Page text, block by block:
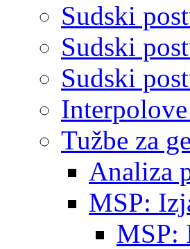
Sudski
Sudski
Sudski
Tužbe za
Analiza
MSP:
MSP: